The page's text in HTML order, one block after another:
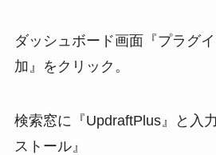
ダッシュボード画面『プラグ
加』をクリック。
検索窓に『UpdraftPlus』と入
ストール』